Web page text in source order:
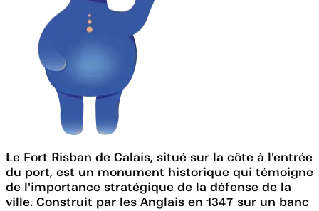
Le Fort Risban de Calais, situé sur la côte à l'entrée
du port, est un monument historique qui témoigne
de l'importance stratégique de la défense de la
ville. Construit par les Anglais en 1347 sur un banc